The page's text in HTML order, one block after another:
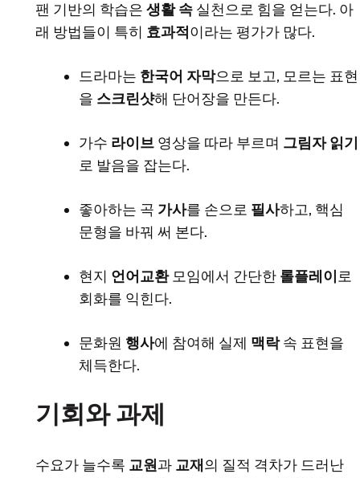
팬 기반의 학습은 생활 속 실천으로 힘을 얻는다. 아
래 방법들이 특히 효과적 이라는 평가가 많다.
드라마는 한국어 자막으로 보고, 모르는 표현
을 스크린샷해 단어장을 만든다.
가수 라이브 영상을 따라 부르며 그림자 읽기
로 발음을 잡는다.
좋아하는 곡 가사를 손으로 필사하고, 핵심
문형을 바꿔 써 본다.
현지 언어교환모임에서 간단한 롤플레이 로
회화를 익힌다.
문화원 행사에 참여해 실제 맥락속 표현을
체득한다.
기회와 과제
수요가 늘수록 교원과 교재 의 질적 격차가 드러난